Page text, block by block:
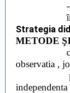
Strategia
METODE
observatia ,
independenta